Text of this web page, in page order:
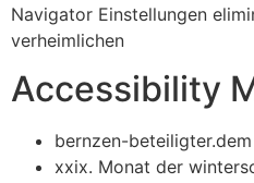
Navigator Einstellungen
verheimlichen
Accessibility
bernzen-beteiligter.dem
xxix. Monat der